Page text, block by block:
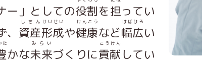
ー」としての役割を担ってい
資産
しさん
形成
けいせい
や健康
けんこう
など幅広
はばひろ
い
た
かな未来
みらい
づくりに貢献
こうけん
してい